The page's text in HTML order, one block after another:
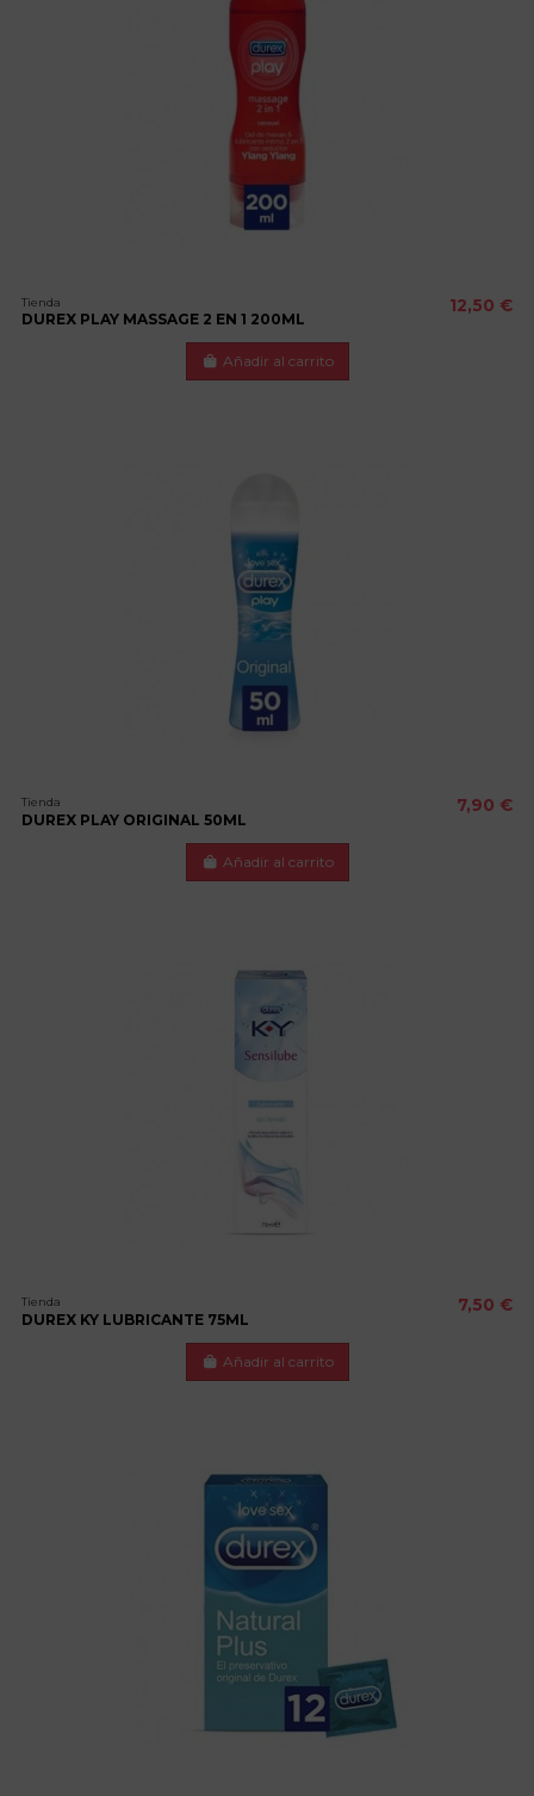
Tienda
DUREX PLAY MASSAGE 2 EN 1 200ML
12,50 €
Añadir al carrito
Tienda
DUREX PLAY ORIGINAL 50ML
7,90 €
Añadir al carrito
Tienda
DUREX KY LUBRICANTE 75ML
7,50 €
Añadir al carrito